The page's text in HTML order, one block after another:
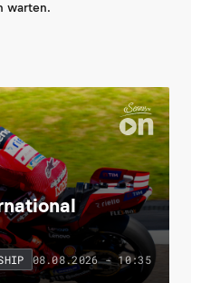
warten.
08.08.2026 - 10:35